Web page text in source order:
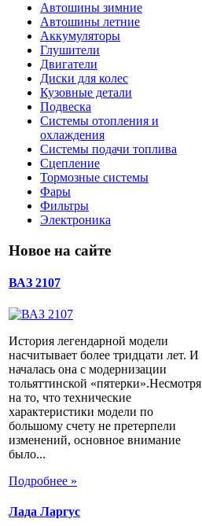
Автошины зимние
Автошины летние
Аккумуляторы
Глушители
Двигатели
Диски для колес
Кузовные детали
Подвеска
Системы отопления и
охлаждения
Системы подачи топлива
Сцепление
Тормозные системы
Фары
Фильтры
Электроника
Новое на сайте
ВАЗ 2107
История легендарной модели
насчитывает более тридцати лет. И
началась она с модернизации
тольяттинской «пятерки».Несмотря
на то, что технические
характеристики модели по
большому счету не претерпели
изменений, основное внимание
было...
Подробнее »
Лада Ларгус